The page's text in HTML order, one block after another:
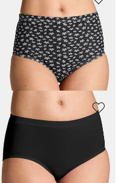
GOLDNER
Lot de slips taille haute en coton
22,47 €44,95 €
Meilleur prix sur 30 jours** : 26,97 €
(-16%)
CONTA
Slip taille haute, lot de 3
27,97 €
Meilleur prix sur 30 jours** : 31,96 €